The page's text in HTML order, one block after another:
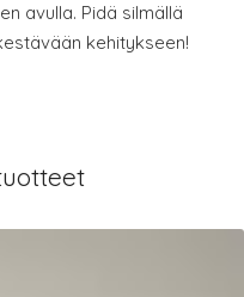
avulla. Pidä silmällä
kehitykseen!